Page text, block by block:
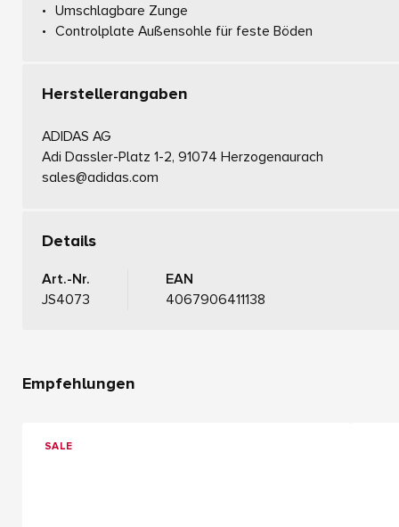
Umschlagbare Zunge
Controlplate Außensohle für feste Böden
Herstellerangaben
ADIDAS AG
Adi Dassler-Platz 1-2, 91074 Herzogenaurach
sales@adidas.com
Details
Art.-Nr.
JS4073
EAN
4067906411138
Empfehlungen
SALE